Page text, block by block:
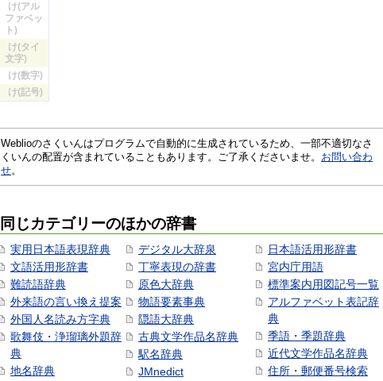
け(アル
ファベッ
ト)
け(タイ
文字)
け(数字)
け(記号)
Weblioのさくいんはプログラムで自動的に生成されているため、一部不適切なさ
くいんの配置が含まれていることもあります。ご了承くださいませ。 お問い合わ
せ。
同じカテゴリーのほかの辞書
実用日本語表現辞典
文語活用形辞書
難読語辞典
外来語の言い換え提案
外国人名読み方字典
歌舞伎・浄瑠璃外題辞
典
地名辞典
デジタル大辞泉
丁寧表現の辞書
原色大辞典
物語要素事典
隠語大辞典
古典文学作品名辞典
駅名辞典
JMnedict
日本語活用形辞書
宮内庁用語
標準案内用図記号一覧
アルファベット表記辞
典
季語・季題辞典
近代文学作品名辞典
住所・郵便番号検索